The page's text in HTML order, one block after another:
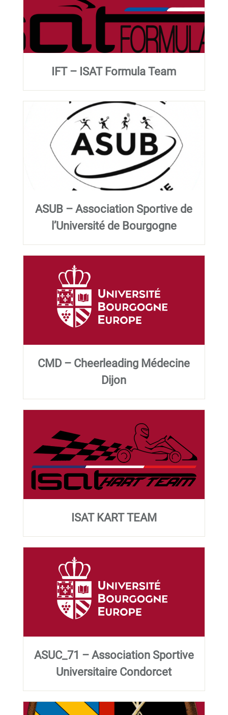
IFT – ISAT Formula Team
ASUB – Association Sportive de
l’Université de Bourgogne
CMD – Cheerleading Médecine
Dijon
ISAT KART TEAM
ASUC_71 – Association Sportive
Universitaire Condorcet